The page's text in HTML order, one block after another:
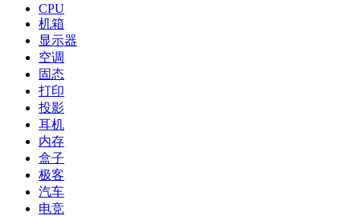
CPU
机箱
显示器
空调
固态
打印
投影
耳机
内存
盒子
极客
汽车
电竞